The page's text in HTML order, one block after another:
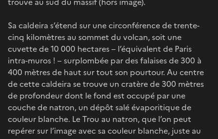
Sa caldeira s’étend sur une circonférence de trente-
cinq kilomètres au sommet du volcan, soit une
cuvette de 10 000 hectares – l’équivalent de Paris
intra-muros ! – surplombée par des falaises de 300 à
400 mètres de haut sur tout son pourtour. Au centre
de cette caldeira se trouve un cratère de 300 mètres
de profondeur dont le fond est occupé par une
couche de natron, un dépôt salé évaporitique de
couleur blanche. Le Trou au natron, que l’on peut
repérer sur l’image avec sa couleur blanche, juste au